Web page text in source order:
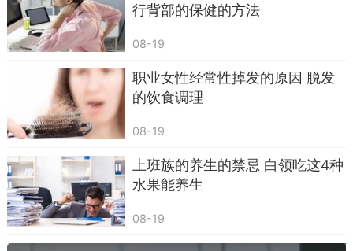
2)绿色蔬菜勿隔夜
在饭馆后厨，一般做绿叶菜都是不会烹饪太长
时间，这也是为了防止营养流失，所以一般作为要
经过两道加热关的午餐来说，绿叶菜就最好不要带
了，因为吃了对身体也没有好处。但也有人认为午
餐要营养搭配，这样，可以早上提前一点起来，准
备绿色蔬菜装盒。
行背部的保健的方法
08-19
职业女性经常性掉发的原因 脱发
的饮食调理
08-19
上班族的养生的禁忌 白领吃这4种
水果能养生
08-19